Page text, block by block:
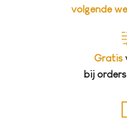
volgende
Gratis
bij